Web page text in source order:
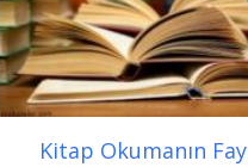
Kitap Okumanın